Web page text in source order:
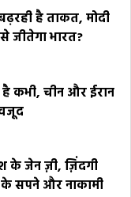
है ताकत, मोदी
जीतेगा भारत?
कभी, चीन और ईरान
के जेन ज़ी, ज़िंदगी
के सपने और नाकामी